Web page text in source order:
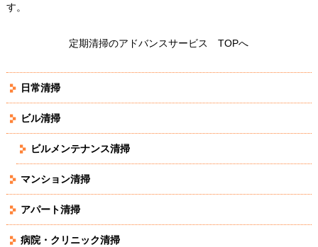
す。
定期清掃のアドバンスサービス TOPへ
日常清掃
ビル清掃
ビルメンテナンス清掃
マンション清掃
アパート清掃
病院・クリニック清掃